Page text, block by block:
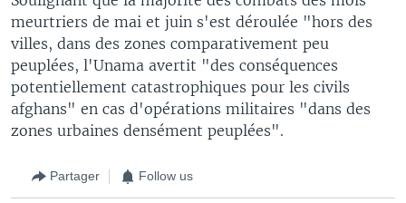
meurtriers de mai et juin s'est déroulée "hors des
villes, dans des zones comparativement peu
peuplées, l'Unama avertit "des conséquences
potentiellement catastrophiques pour les civils
afghans" en cas d'opérations militaires "dans des
zones urbaines densément peuplées".
Partager Follow us